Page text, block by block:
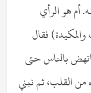
أم هو الرأي
فقال
بالناس حتى
من القلب، ثم نبني